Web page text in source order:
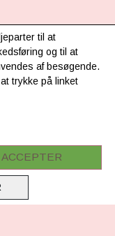
til at
og til at
af besøgende.
trykke på linket
ACCEPTER